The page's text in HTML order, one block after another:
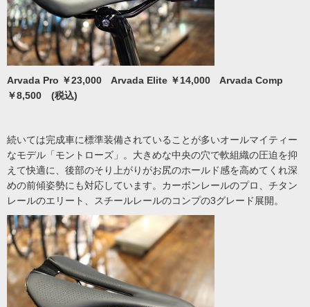
Arvada Pro ￥23,000 Arvada Elite ￥14,000 Arvada Comp
￥8,500 (税込)
続いては完成車に標準装備されていることが多いオールマイティー
なモデル「モントローズ」。大きめな中央の穴で軟組織の圧迫を抑
えて快適に、後部のそり上がりがお尻のホールド感を高めてくれ深
めの前傾姿勢にも対応しています。カーボンレールのプロ、チタン
レールのエリート、スチールレールのコンプの3グレード展開。